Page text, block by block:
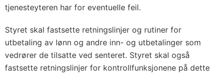
tjenesteyteren har for eventuelle feil.
Styret skal fastsette retningslinjer og rutiner for
utbetaling av lønn og andre inn- og utbetalinger som
vedrører de tilsatte ved senteret. Styret skal også
fastsette retningslinjer for kontrollfunksjonene på dette